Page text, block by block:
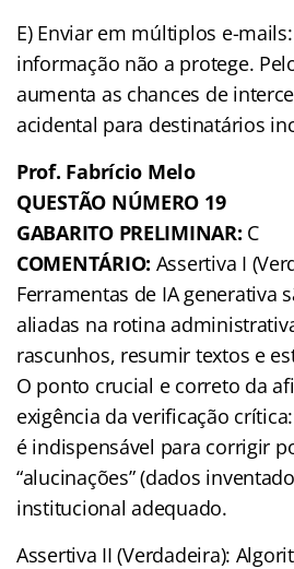
E) Enviar em múltiplos e-
informação não a protege.
aumenta as chances de
acidental para destinatários
Prof. Fabrício Melo
QUESTÃO NÚMERO 19
GABARITO PRELIMINAR: C
COMENTÁRIO: Assertiva I
Ferramentas de IA generativa
aliadas na rotina
rascunhos, resumir textos e
O ponto crucial e correto da
exigência da verificação
é indispensável para corrigir
“alucinações” (dados
institucional adequado.
Assertiva II (Verdadeira):